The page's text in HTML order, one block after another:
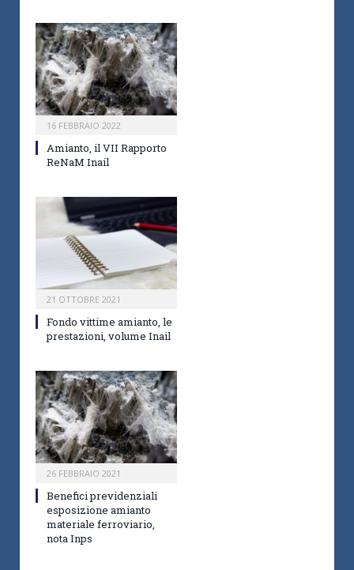
16 FEBBRAIO 2022
Amianto, il VII Rapporto
ReNaM Inail
21 OTTOBRE 2021
Fondo vittime amianto, le
prestazioni, volume Inail
26 FEBBRAIO 2021
Benefici previdenziali
esposizione amianto
materiale ferroviario,
nota Inps